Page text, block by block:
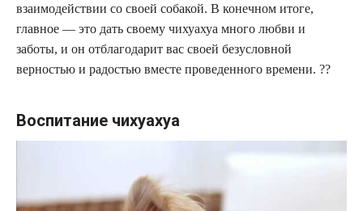
взаимодействии со своей собакой. В конечном итоге,
главное — это дать своему чихуахуа много любви и
заботы, и он отблагодарит вас своей безусловной
верностью и радостью вместе проведенного времени. ??
Воспитание чихуахуа